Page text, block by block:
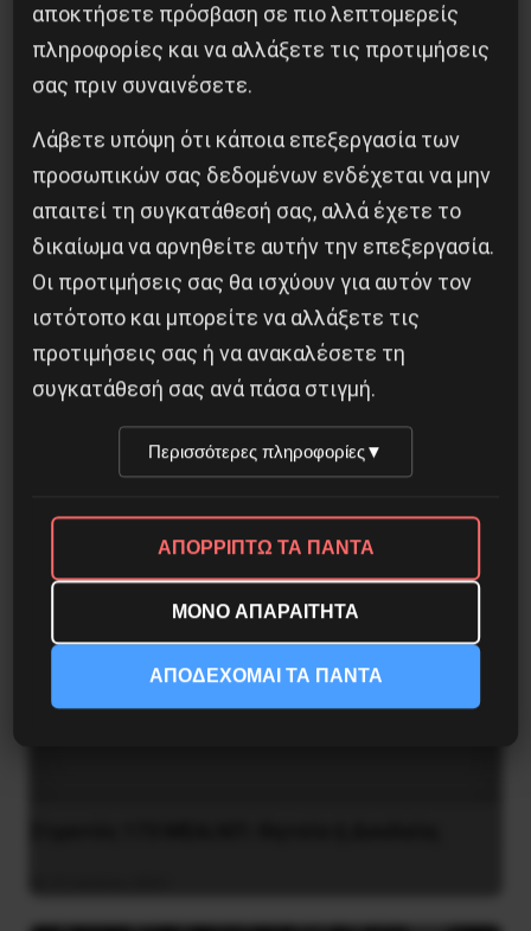
Αντιφασιστικός Σεπτέμβρης 2026
9 Αυγούστου 2026
αποκτήσετε πρόσβαση σε πιο λεπτομερείς
πληροφορίες και να αλλάξετε τις προτιμήσεις
σας πριν συναινέσετε.
Λάβετε υπόψη ότι κάποια επεξεργασία των
προσωπικών σας δεδομένων ενδέχεται να μην
απαιτεί τη συγκατάθεσή σας, αλλά έχετε το
δικαίωμα να αρνηθείτε αυτήν την επεξεργασία.
Οι προτιμήσεις σας θα ισχύουν για αυτόν τον
ιστότοπο και μπορείτε να αλλάξετε τις
προτιμήσεις σας ή να ανακαλέσετε τη
συγκατάθεσή σας ανά πάσα στιγμή.
Περισσότερες πληροφορίες▼
ΑΠΟΡΡΙΠΤΩ ΤΑ ΠΑΝΤΑ
ΜΟΝΟ ΑΠΑΡΑΙΤΗΤΑ
ΑΠΟΔΕΧΟΜΑΙ ΤΑ ΠΑΝΤΑ